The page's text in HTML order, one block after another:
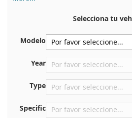
certificado de registro. Y también en
En la placa inferior del asiento
Centrar contra el mamparo
Justo en el compartimento del
En el pilar de la puerta trasera
Selecciona tu
Modelo
Year
Type
Specific